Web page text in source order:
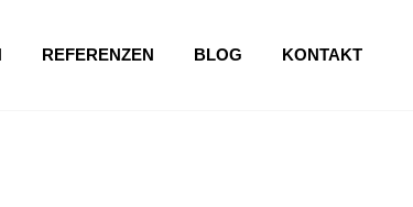
REFERENZEN BLOG KONTAKT